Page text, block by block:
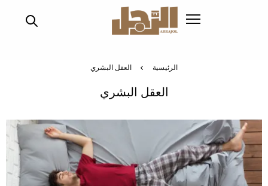
الرئيسية العقل البشري
العقل البشري